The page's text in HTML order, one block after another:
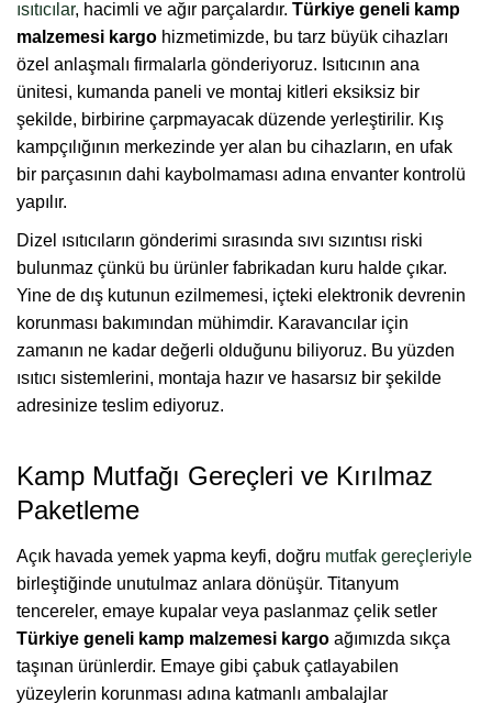
ısıtıcılar, hacimli ve ağır parçalardır. Türkiye geneli kamp
malzemesi kargo hizmetimizde, bu tarz büyük cihazları
özel anlaşmalı firmalarla gönderiyoruz. Isıtıcının ana
ünitesi, kumanda paneli ve montaj kitleri eksiksiz bir
şekilde, birbirine çarpmayacak düzende yerleştirilir. Kış
kampçılığının merkezinde yer alan bu cihazların, en ufak
bir parçasının dahi kaybolmaması adına envanter kontrolü
yapılır.
Dizel ısıtıcıların gönderimi sırasında sıvı sızıntısı riski
bulunmaz çünkü bu ürünler fabrikadan kuru halde çıkar.
Yine de dış kutunun ezilmemesi, içteki elektronik devrenin
korunması bakımından mühimdir. Karavancılar için
zamanın ne kadar değerli olduğunu biliyoruz. Bu yüzden
ısıtıcı sistemlerini, montaja hazır ve hasarsız bir şekilde
adresinize teslim ediyoruz.
Kamp Mutfağı Gereçleri ve Kırılmaz
Paketleme
Açık havada yemek yapma keyfi, doğru mutfak gereçleriyle
birleştiğinde unutulmaz anlara dönüşür. Titanyum
tencereler, emaye kupalar veya paslanmaz çelik setler
Türkiye geneli kamp malzemesi kargo ağımızda sıkça
taşınan ürünlerdir. Emaye gibi çabuk çatlayabilen
yüzeylerin korunması adına katmanlı ambalajlar